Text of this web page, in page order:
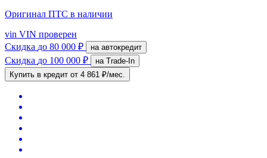
Оригинал ПТС в наличии
vin VIN проверен
Скидка до 80 000 ₽ на автокредит
Скидка до 100 000 ₽
на Trade-In
Купить в кредит от 4 861 ₽/мес.